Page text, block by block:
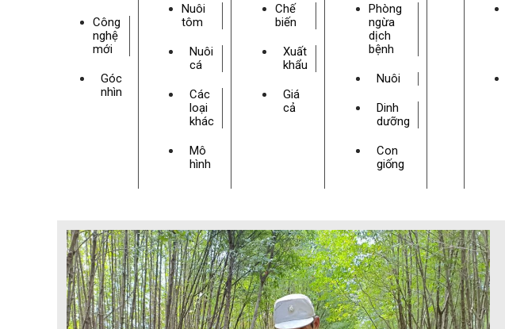
Công
nghệ
mới
Góc
nhìn
Nuôi
tôm
Nuôi
cá
Các
loại
khác
Mô
hình
Chế
biến
Xuất
khẩu
Giá
cả
Phòng
ngừa
dịch
bệnh
Nuôi
Dinh
dưỡng
Con
giống